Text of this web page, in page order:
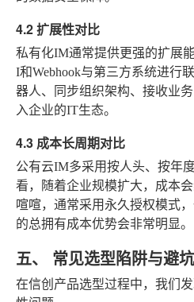
4.2 扩展性对比
私有化IM通常提供更强的扩展
I和Webhook与第三方系统进行
器人、同步组织架构、接收业
入企业的IT生态。
4.3 成本长周期对比
公有云IM多采用按人头、按年
看，随着企业规模扩大，成本
喧喧，通常采用永久授权模式
的总拥有成本优势会非常明显。
五、 常见选型陷阱与避
在信创产品选型过程中，我们